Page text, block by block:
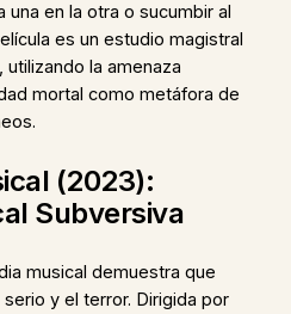
en la otra o sucumbir al
es un estudio magistral
la amenaza
mortal como metáfora de
(2023):
Subversiva
musical demuestra que
y el terror. Dirigida por